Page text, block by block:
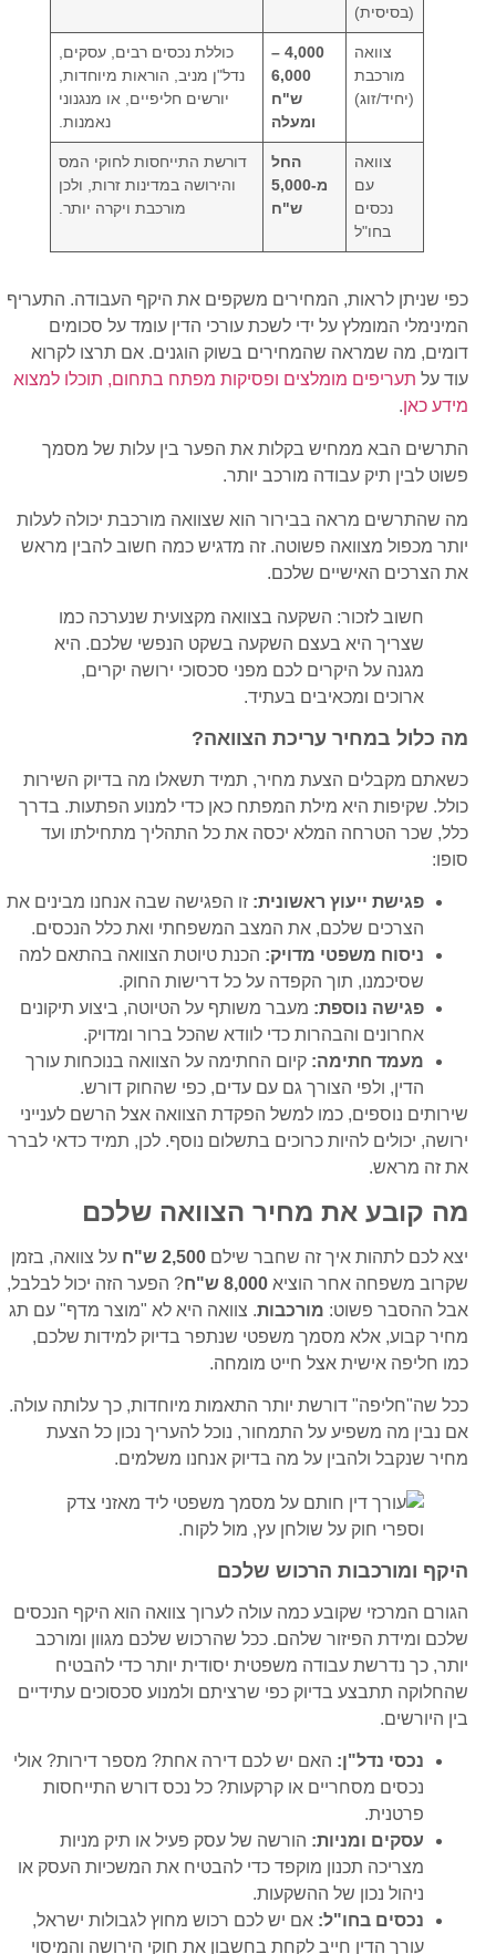
(בסיסית)
צוואה
מורכבת
(יחיד/זוג)
4,000 –
6,000
ש"ח
ומעלה
כוללת נכסים רבים, עסקים,
נדל"ן מניב, הוראות מיוחדות,
יורשים חליפיים, או מנגנוני
נאמנות.
צוואה
עם
נכסים
בחו"ל
החל
מ-5,000
ש"ח
דורשת התייחסות לחוקי המס
והירושה במדינות זרות, ולכן
מורכבת ויקרה יותר.
כפי שניתן לראות, המחירים משקפים את היקף העבודה. התעריף
המינימלי המומלץ על ידי לשכת עורכי הדין עומד על סכומים
דומים, מה שמראה שהמחירים בשוק הוגנים. אם תרצו לקרוא
עוד על תעריפים מומלצים ופסיקות מפתח בתחום, תוכלו למצוא
מידע כאן.
התרשים הבא ממחיש בקלות את הפער בין עלות של מסמך
פשוט לבין תיק עבודה מורכב יותר.
מה שהתרשים מראה בבירור הוא שצוואה מורכבת יכולה לעלות
יותר מכפול מצוואה פשוטה. זה מדגיש כמה חשוב להבין מראש
את הצרכים האישיים שלכם.
חשוב לזכור: השקעה בצוואה מקצועית שנערכה כמו
שצריך היא בעצם השקעה בשקט הנפשי שלכם. היא
מגנה על היקרים לכם מפני סכסוכי ירושה יקרים,
ארוכים ומכאיבים בעתיד.
מה כלול במחיר עריכת הצוואה?
כשאתם מקבלים הצעת מחיר, תמיד תשאלו מה בדיוק השירות
כולל. שקיפות היא מילת המפתח כאן כדי למנוע הפתעות. בדרך
כלל, שכר הטרחה המלא יכסה את כל התהליך מתחילתו ועד
סופו:
פגישת ייעוץ ראשונית: זו הפגישה שבה אנחנו מבינים את
הצרכים שלכם, את המצב המשפחתי ואת כלל הנכסים.
ניסוח משפטי מדויק: הכנת טיוטת הצוואה בהתאם למה
שסיכמנו, תוך הקפדה על כל דרישות החוק.
פגישה נוספת: מעבר משותף על הטיוטה, ביצוע תיקונים
אחרונים והבהרות כדי לוודא שהכל ברור ומדויק.
מעמד חתימה: קיום החתימה על הצוואה בנוכחות עורך
הדין, ולפי הצורך גם עם עדים, כפי שהחוק דורש.
שירותים נוספים, כמו למשל הפקדת הצוואה אצל הרשם לענייני
ירושה, יכולים להיות כרוכים בתשלום נוסף. לכן, תמיד כדאי לברר
את זה מראש.
מה קובע את מחיר הצוואה שלכם
יצא לכם לתהות איך זה שחבר שילם 2,500 ש"ח
על צוואה, בזמן
שקרוב משפחה אחר הוציא 8,000 ש"ח
? הפער הזה יכול לבלבל,
אבל ההסבר פשוט: מורכבות. צוואה היא לא "מוצר מדף" עם תג
מחיר קבוע, אלא מסמך משפטי שנתפר בדיוק למידות שלכם,
כמו חליפה אישית אצל חייט מומחה.
ככל שה"חליפה" דורשת יותר התאמות מיוחדות, כך עלותה עולה.
אם נבין מה משפיע על התמחור, נוכל להעריך נכון כל הצעת
מחיר שנקבל ולהבין על מה בדיוק אנחנו משלמים.
היקף ומורכבות הרכוש שלכם
הגורם המרכזי שקובע כמה עולה לערוך צוואה הוא היקף הנכסים
שלכם ומידת הפיזור שלהם. ככל שהרכוש שלכם מגוון ומורכב
יותר, כך נדרשת עבודה משפטית יסודית יותר כדי להבטיח
שהחלוקה תתבצע בדיוק כפי שרציתם ולמנוע סכסוכים עתידיים
בין היורשים.
נכסי נדל"ן: האם יש לכם דירה אחת? מספר דירות? אולי
נכסים מסחריים או קרקעות? כל נכס דורש התייחסות
פרטנית.
עסקים ומניות: הורשה של עסק פעיל או תיק מניות
מצריכה תכנון מוקפד כדי להבטיח את המשכיות העסק או
ניהול נכון של ההשקעות.
נכסים בחו"ל: אם יש לכם רכוש מחוץ לגבולות ישראל,
עורך הדין חייב לקחת בחשבון את חוקי הירושה והמיסוי